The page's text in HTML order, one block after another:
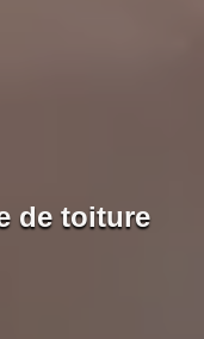
de toiture